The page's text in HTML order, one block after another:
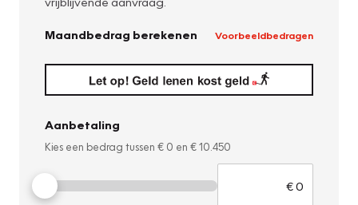
Maandbedrag berekenen Voorbeeldbedragen
Aanbetaling
Kies een bedrag tussen € 0 en € 10.450